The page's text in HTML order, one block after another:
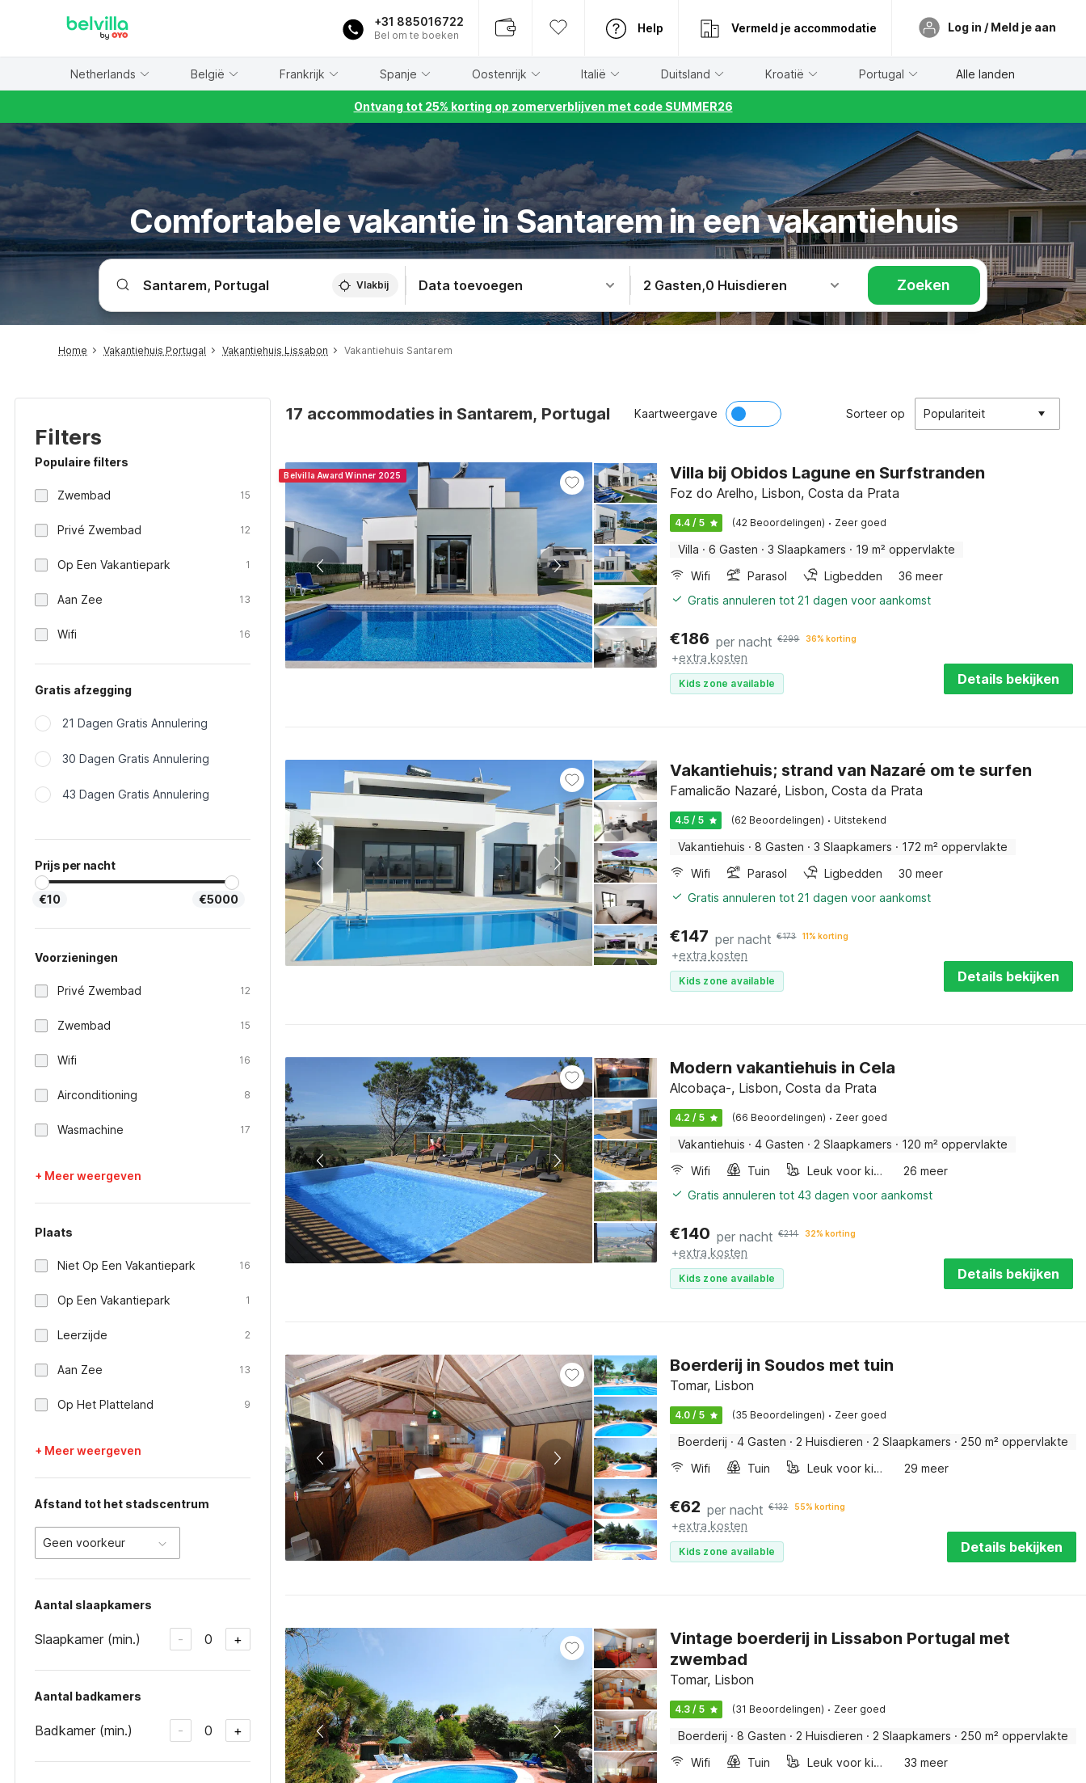
+31 885016722
Bel om te boeken
Help Vermeld je accommodatie Log in / Meld je aan
Netherlands België Frankrijk Spanje Oostenrijk Italië Duitsland Kroatië Portugal Alle landen
Ontvang tot 25% korting op zomerverblijven met code SUMMER26
Comfortabele vakantie in Santarem in een vakantiehuis
Vlakbij Data toevoegen 2 Gasten,0 Huisdieren Zoeken
Home Vakantiehuis Portugal Vakantiehuis Lissabon Vakantiehuis Santarem
Filters
Populaire filters
Zwembad 15
Privé Zwembad 12
Op Een Vakantiepark 1
Aan Zee 13
Wifi 16
Gratis afzegging
21 Dagen Gratis Annulering
30 Dagen Gratis Annulering
43 Dagen Gratis Annulering
Prijs per nacht
€10 €5000
Voorzieningen
Privé Zwembad 12
Zwembad 15
Wifi 16
Airconditioning 8
Wasmachine 17
+ Meer weergeven
Plaats
Niet Op Een Vakantiepark 16
Op Een Vakantiepark 1
Leerzijde 2
Aan Zee 13
Op Het Platteland 9
+ Meer weergeven
Afstand tot het stadscentrum
Geen voorkeur
Aantal slaapkamers
Slaapkamer (min.) - 0 +
Aantal badkamers
Badkamer (min.) - 0 +
17 accommodaties in Santarem, Portugal Kaartweergave Sorteer op Populariteit
Belvilla Award Winner 2025 Villa bij Obidos Lagune en Surfstranden
Foz do Arelho, Lisbon, Costa da Prata
4.4 / 5 (42 Beoordelingen) · Zeer goed
Villa · 6 Gasten · 3 Slaapkamers · 19 m² oppervlakte
Wifi
Parasol Ligbedden
36 meer
Gratis annuleren tot 21 dagen voor aankomst
€186 per nacht €299 36% korting
+extra kosten
Kids zone available Details bekijken
Vakantiehuis; strand van Nazaré om te surfen
Famalicão Nazaré, Lisbon, Costa da Prata
4.5 / 5 (62 Beoordelingen) · Uitstekend
Vakantiehuis · 8 Gasten · 3 Slaapkamers · 172 m² oppervlakte
Wifi
Parasol Ligbedden
30 meer
Gratis annuleren tot 21 dagen voor aankomst
€147 per nacht €173 11% korting
+extra kosten
Kids zone available Details bekijken
Modern vakantiehuis in Cela
Alcobaça-, Lisbon, Costa da Prata
4.2 / 5 (66 Beoordelingen) · Zeer goed
Vakantiehuis · 4 Gasten · 2 Slaapkamers · 120 m² oppervlakte
Wifi
Tuin Leuk voor kinderen
26 meer
Gratis annuleren tot 43 dagen voor aankomst
€140 per nacht €214 32% korting
+extra kosten
Kids zone available Details bekijken
Boerderij in Soudos met tuin
Tomar, Lisbon
4.0 / 5 (35 Beoordelingen) · Zeer goed
Boerderij · 4 Gasten · 2 Huisdieren · 2 Slaapkamers · 250 m² oppervlakte
Wifi
Tuin Leuk voor kinderen 29 meer
€62 per nacht €132 55% korting
+extra kosten
Kids zone available Details bekijken
Vintage boerderij in Lissabon Portugal met
zwembad
Tomar, Lisbon
4.3 / 5 (31 Beoordelingen) · Zeer goed
Boerderij · 8 Gasten · 2 Huisdieren · 2 Slaapkamers · 250 m² oppervlakte
Wifi
Tuin Leuk voor kinderen 33 meer